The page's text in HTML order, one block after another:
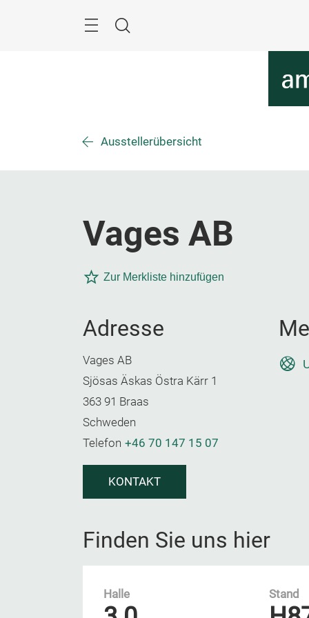
Suche
Ausstellerübersicht
Vages AB
Zur Merkliste hinzufügen
Adresse
Vages AB
Sjösas Äskas Östra Kärr 1
363 91 Braas
Schweden
Telefon +46 70 147 15 07
KONTAKT
Finden Sie uns hier
Halle Stand